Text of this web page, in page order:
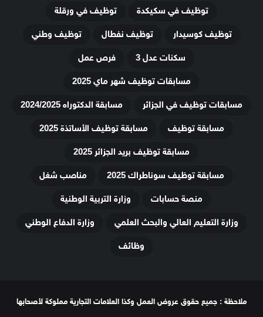
توظيف في سكيكدة
توظيف في ورقلة
توظيف كوسيدار
توظيف نفطال
توظيف وطني
سكنات عدل 3
فرص عمل
مسابقات توظيف شهر ماي 2025
مسابقات توظيف في الجزائر
مسابقة الدكتوراه 2024/2025
مسابقة توظيف
مسابقة توظيف الأساتذة 2025
مسابقة توظيف بريد الجزائر 2025
مسابقة توظيف سوناطراك 2025
مناصب شغل
منصة حسابات
وزارة التربية الوطنية
وزارة التعليم العالي والبحث العلمي
وزارة الدفاع الوطني
وظائف
ملاحظة : جميع حقوق عروض العمل وكذا العلامات التجارية مملوكة لأصحابها